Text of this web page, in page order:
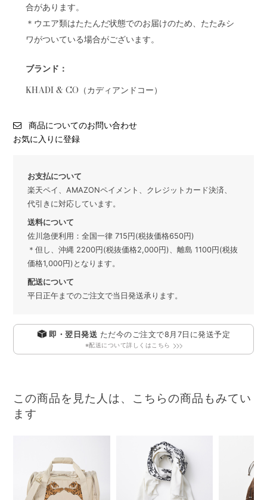
合があります。
＊ウエア類はたたんだ状態でのお届けのため、たたみシ
ワがついている場合がございます。
ブランド：
KHADI & CO（カディアンドコー）
商品についてのお問い合わせ
お気に入りに登録
お支払について
楽天ペイ、AMAZONペイメント、クレジットカード決済、
代引きに対応しています。
送料について
佐川急便利用：全国一律 715円(税抜価格650円)
＊但し、沖縄 2200円(税抜価格2,000円)、離島 1100円(税抜
価格1,000円)となります。
配送について
平日正午までのご注文で当日発送承ります。
即・翌日発送 ただ今のご注文で8月7日 に発送予定
※配送について詳しくはこちら
この商品を見た人は、こちらの商品もみてい
ます